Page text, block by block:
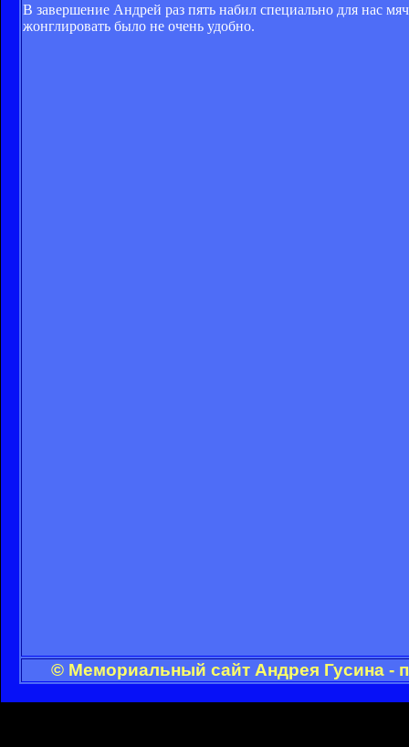
В завершение Андрей раз пять набил специально для нас
жонглировать было не очень удобно.
© Мемориальный сайт Андрея Гусина -